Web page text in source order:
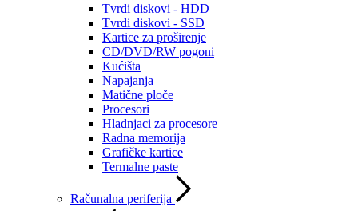
Tvrdi diskovi - HDD
Tvrdi diskovi - SSD
Kartice za proširenje
CD/DVD/RW pogoni
Kućišta
Napajanja
Matične ploče
Procesori
Hladnjaci za procesore
Radna memorija
Grafičke kartice
Termalne paste
Računalna periferija